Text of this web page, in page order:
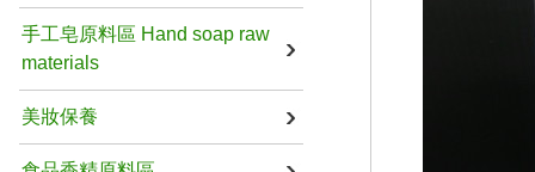
手工皂原料區 Hand soap raw
materials
美妝保養